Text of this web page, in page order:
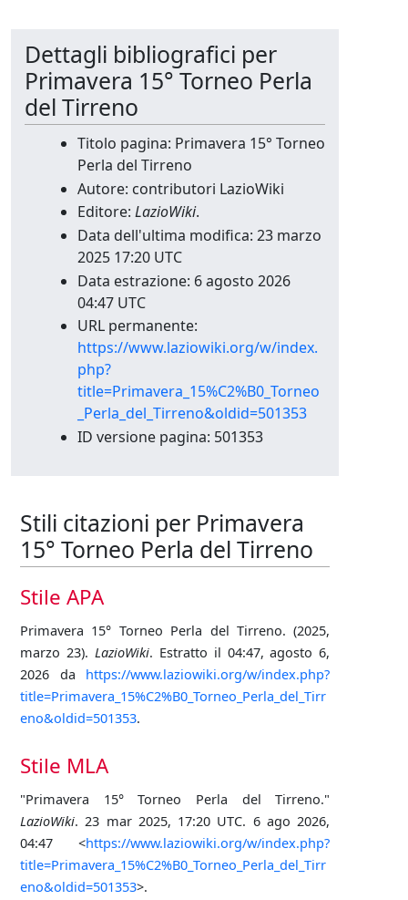
Dettagli bibliografici per
Primavera 15° Torneo Perla
del Tirreno
Titolo pagina: Primavera 15° Torneo
Perla del Tirreno
Autore: contributori LazioWiki
Editore: LazioWiki.
Data dell'ultima modifica: 23 marzo
2025 17:20 UTC
Data estrazione: 6 agosto 2026
04:47 UTC
URL permanente:
https://www.laziowiki.org/w/index.
php?
title=Primavera_15%C2%B0_Torneo
_Perla_del_Tirreno&oldid=501353
ID versione pagina: 501353
Stili citazioni per Primavera
15° Torneo Perla del Tirreno
Stile APA
Primavera 15° Torneo Perla del Tirreno. (2025,
marzo 23). LazioWiki. Estratto il 04:47, agosto 6,
2026 da https://www.laziowiki.org/w/index.php?
title=Primavera_15%C2%B0_Torneo_Perla_del_Tirr
eno&oldid=501353.
Stile MLA
"Primavera 15° Torneo Perla del Tirreno."
LazioWiki. 23 mar 2025, 17:20 UTC. 6 ago 2026,
04:47 <https://www.laziowiki.org/w/index.php?
title=Primavera_15%C2%B0_Torneo_Perla_del_Tirr
eno&oldid=501353>.